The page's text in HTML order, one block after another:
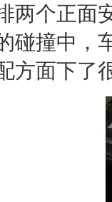
两个正面
碰撞中，
方面下了